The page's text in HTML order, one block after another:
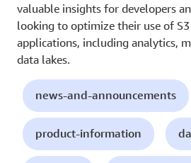
valuable insights for developers
looking to optimize their use of
applications, including analytics,
data lakes.
news-and-announcements
product-information